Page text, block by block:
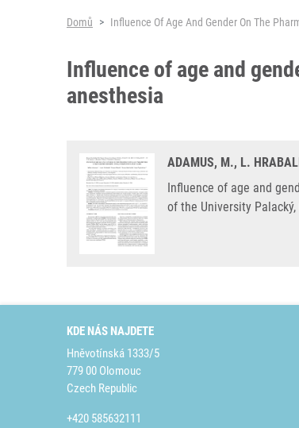
Drobečková navigace
Domů Influence Of Age And Gender On The
Influence of age and
anesthesia
ADAMUS, M., L.
Influence of age and
of the University Palacký,
KDE NÁS NAJDETE
Hněvotínská 1333/5
779 00 Olomouc
Czech Republic
+420 585632111